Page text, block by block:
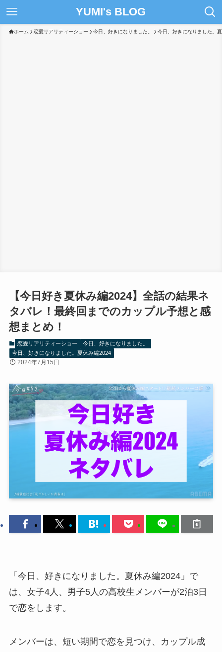
YUMI's BLOG
ホーム 恋愛リアリティーショー 今日、好きになりました。 今日、好きになりました。
【今日好き夏休み編2024】全話の結果ネ
タバレ！最終回までのカップル予想と感
想まとめ！
恋愛リアリティーショー
今日、好きになりました。
今日、好きになりました。夏休み編2024
2024年7月15日
「今日、好きになりました。夏休み編2024」で
は、女子4人、男子5人の高校生メンバーが2泊3日
で恋をします。
メンバーは、短い期間で恋を見つけ、カップル成